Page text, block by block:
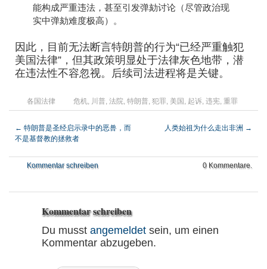
能构成严重违法，甚至引发弹劾讨论（尽管政治现
实中弹劾难度极高）。
因此，目前无法断言特朗普的行为“已经严重触犯
美国法律”，但其政策明显处于法律灰色地带，潜
在违法性不容忽视。后续司法进程将是关键。
各国法律 危机, 川普, 法院, 特朗普, 犯罪, 美国 , 起诉, 违宪, 重罪
← 特朗普是圣经启示录中的恶兽，而
不是基督教的拯救者
人类始祖为什么走出非洲 →
Kommentar schreiben 0 Kommentare.
Kommentar schreiben
Du musst angemeldet sein, um einen
Kommentar abzugeben.